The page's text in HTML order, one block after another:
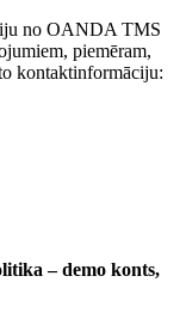
no OANDA TMS
piemēram,
kontaktinformāciju:
– demo konts,